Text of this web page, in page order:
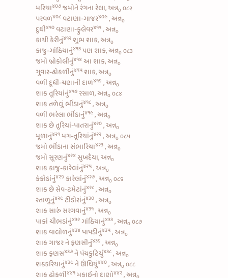
મરિયા૪૦૭ જમોને રંગના રેલા, અન્ન૦ ૦૮૨
પરવળ૪૦૮ વટાણા-ગાજર૪૦૯ , અન્ન૦
દૂધી૪૧૦ વટાણા-ફુલેવર૪૧૧ , અન્ન૦
કાચી કેરીનું૪૧૨ શુભ શાક, અન્ન૦
કાજુ-ગાંઠિયાનું૪૧૩ પણ શાક, અન્ન૦ ૦૮૩
જમો બ્રોકોલીનું૪૧૪ આ શાક, અન્ન૦
ગુવાર-ઢોકળીનું૪૧૫ શાક, અન્ન૦
વળી દૂધી-ચણાની દાળ૪૧૬ , અન્ન૦
શાકતૂરિયાંનું૪૧૭ રસાળ, અન્ન૦ ૦૮૪
શાકતળેલું ભીંડાનું૪૧૮ , અન્ન૦
વળી ભરેલા ભીંડાનું૪૧૯ , અન્ન૦
શાક છેતૂરિયાં-પાતરાનું૪૨૦ , અન્ન૦
મૂળાનું૪૨૧ મગ-તૂરિયાંનું૪૨૨ , અન્ન૦ ૦૮૫
જમો ભીંડાના સંભારિયા૪૨૩ , અન્ન૦
જમોસૂરણનું૪૨૪ સુખદૈયા, અન્ન૦
શાકકાજુ-કારેલાંનું૪૨૫ , અન્ન૦
કંકોડાંનું૪૨૬ કારેલાંનું૪૨૭ , અન્ન૦ ૦૮૬
શાક છેસેવ-ટમેટાંનું૪૨૮ , અન્ન૦
રતાળુનું૪૨૯ ટીંડોરાંનું૪૩૦ , અન્ન૦
શાક સારુંસરગવાનું૪૩૧ , અન્ન૦
પાકાં ચીભડાંનું૪૩૨ ગાંઠિયાનું૪૩૩ , અન્ન૦ ૦૮૭
શાકવાલોળનું૪૩૪ પાપડીનું૪૩૫ , અન્ન૦
શાકગાજર ને ફણસીનું૪૩૬ , અન્ન૦
શાકફણસ૪૩૭ નેપંચકુટિયું૪૩૮ , અન્ન૦
શક્કરિયાનું૪૩૯ ને ઊંધિયું૪૪૦ , અન્ન૦ ૦૮૮
શાકઢોકળી૪૪૧ મકાઈનો દાણો૪૪૨ , અન્ન